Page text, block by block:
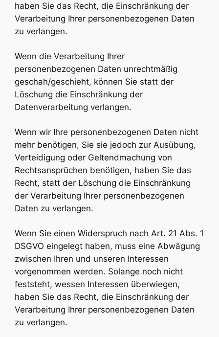
haben Sie das Recht, die Einschränkung der
Verarbeitung Ihrer personenbezogenen Daten
zu verlangen.
Wenn die Verarbeitung Ihrer
personenbezogenen Daten unrechtmäßig
geschah/geschieht, können Sie statt der
Löschung die Einschränkung der
Datenverarbeitung verlangen.
Wenn wir Ihre personenbezogenen Daten nicht
mehr benötigen, Sie sie jedoch zur Ausübung,
Verteidigung oder Geltendmachung von
Rechtsansprüchen benötigen, haben Sie das
Recht, statt der Löschung die Einschränkung
der Verarbeitung Ihrer personenbezogenen
Daten zu verlangen.
Wenn Sie einen Widerspruch nach Art. 21 Abs. 1
DSGVO eingelegt haben, muss eine Abwägung
zwischen Ihren und unseren Interessen
vorgenommen werden. Solange noch nicht
feststeht, wessen Interessen überwiegen,
haben Sie das Recht, die Einschränkung der
Verarbeitung Ihrer personenbezogenen Daten
zu verlangen.